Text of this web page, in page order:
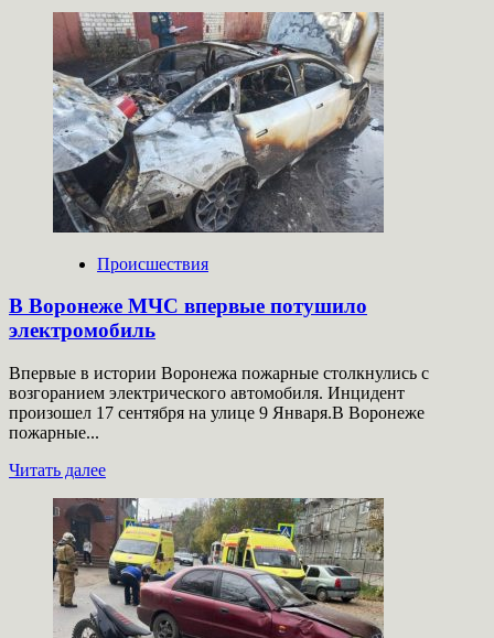
о
Пожарные
извещатели
спасли
многодетную
семью
в
Приморском
крае
Происшествия
В Воронеже МЧС впервые потушило
электромобиль
Впервые в истории Воронежа пожарные столкнулись с
возгоранием электрического автомобиля. Инцидент
произошел 17 сентября на улице 9 Января.В Воронеже
пожарные...
Читать далееПрочитать
о
В
Воронеже
МЧС
впервые
потушило
электромобиль